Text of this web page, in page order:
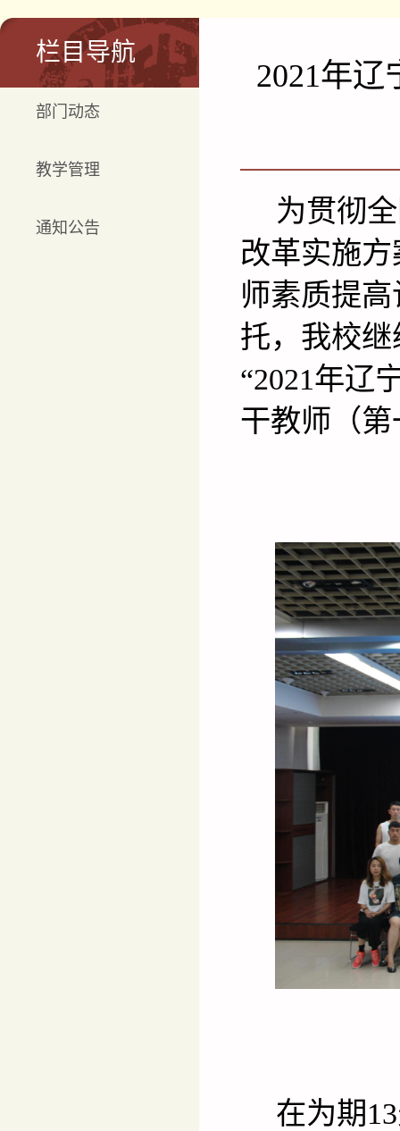
栏目导航
部门动态
教学管理
通知公告
2021年
为贯彻
改革实施
师素质提
托，我校继
“2021年辽
干教师（第
在为期